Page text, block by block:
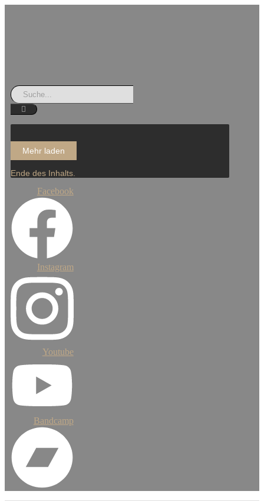
Mehr laden
Ende des Inhalts.
Facebook
Instagram
Youtube
Bandcamp